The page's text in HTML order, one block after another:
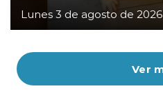
Ver
Lunes 3 de agosto de 2026